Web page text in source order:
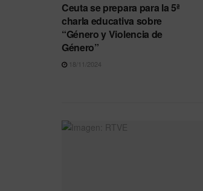
Ceuta se prepara para la 5ª
charla educativa sobre
“Género y Violencia de
Género”
18/11/2024